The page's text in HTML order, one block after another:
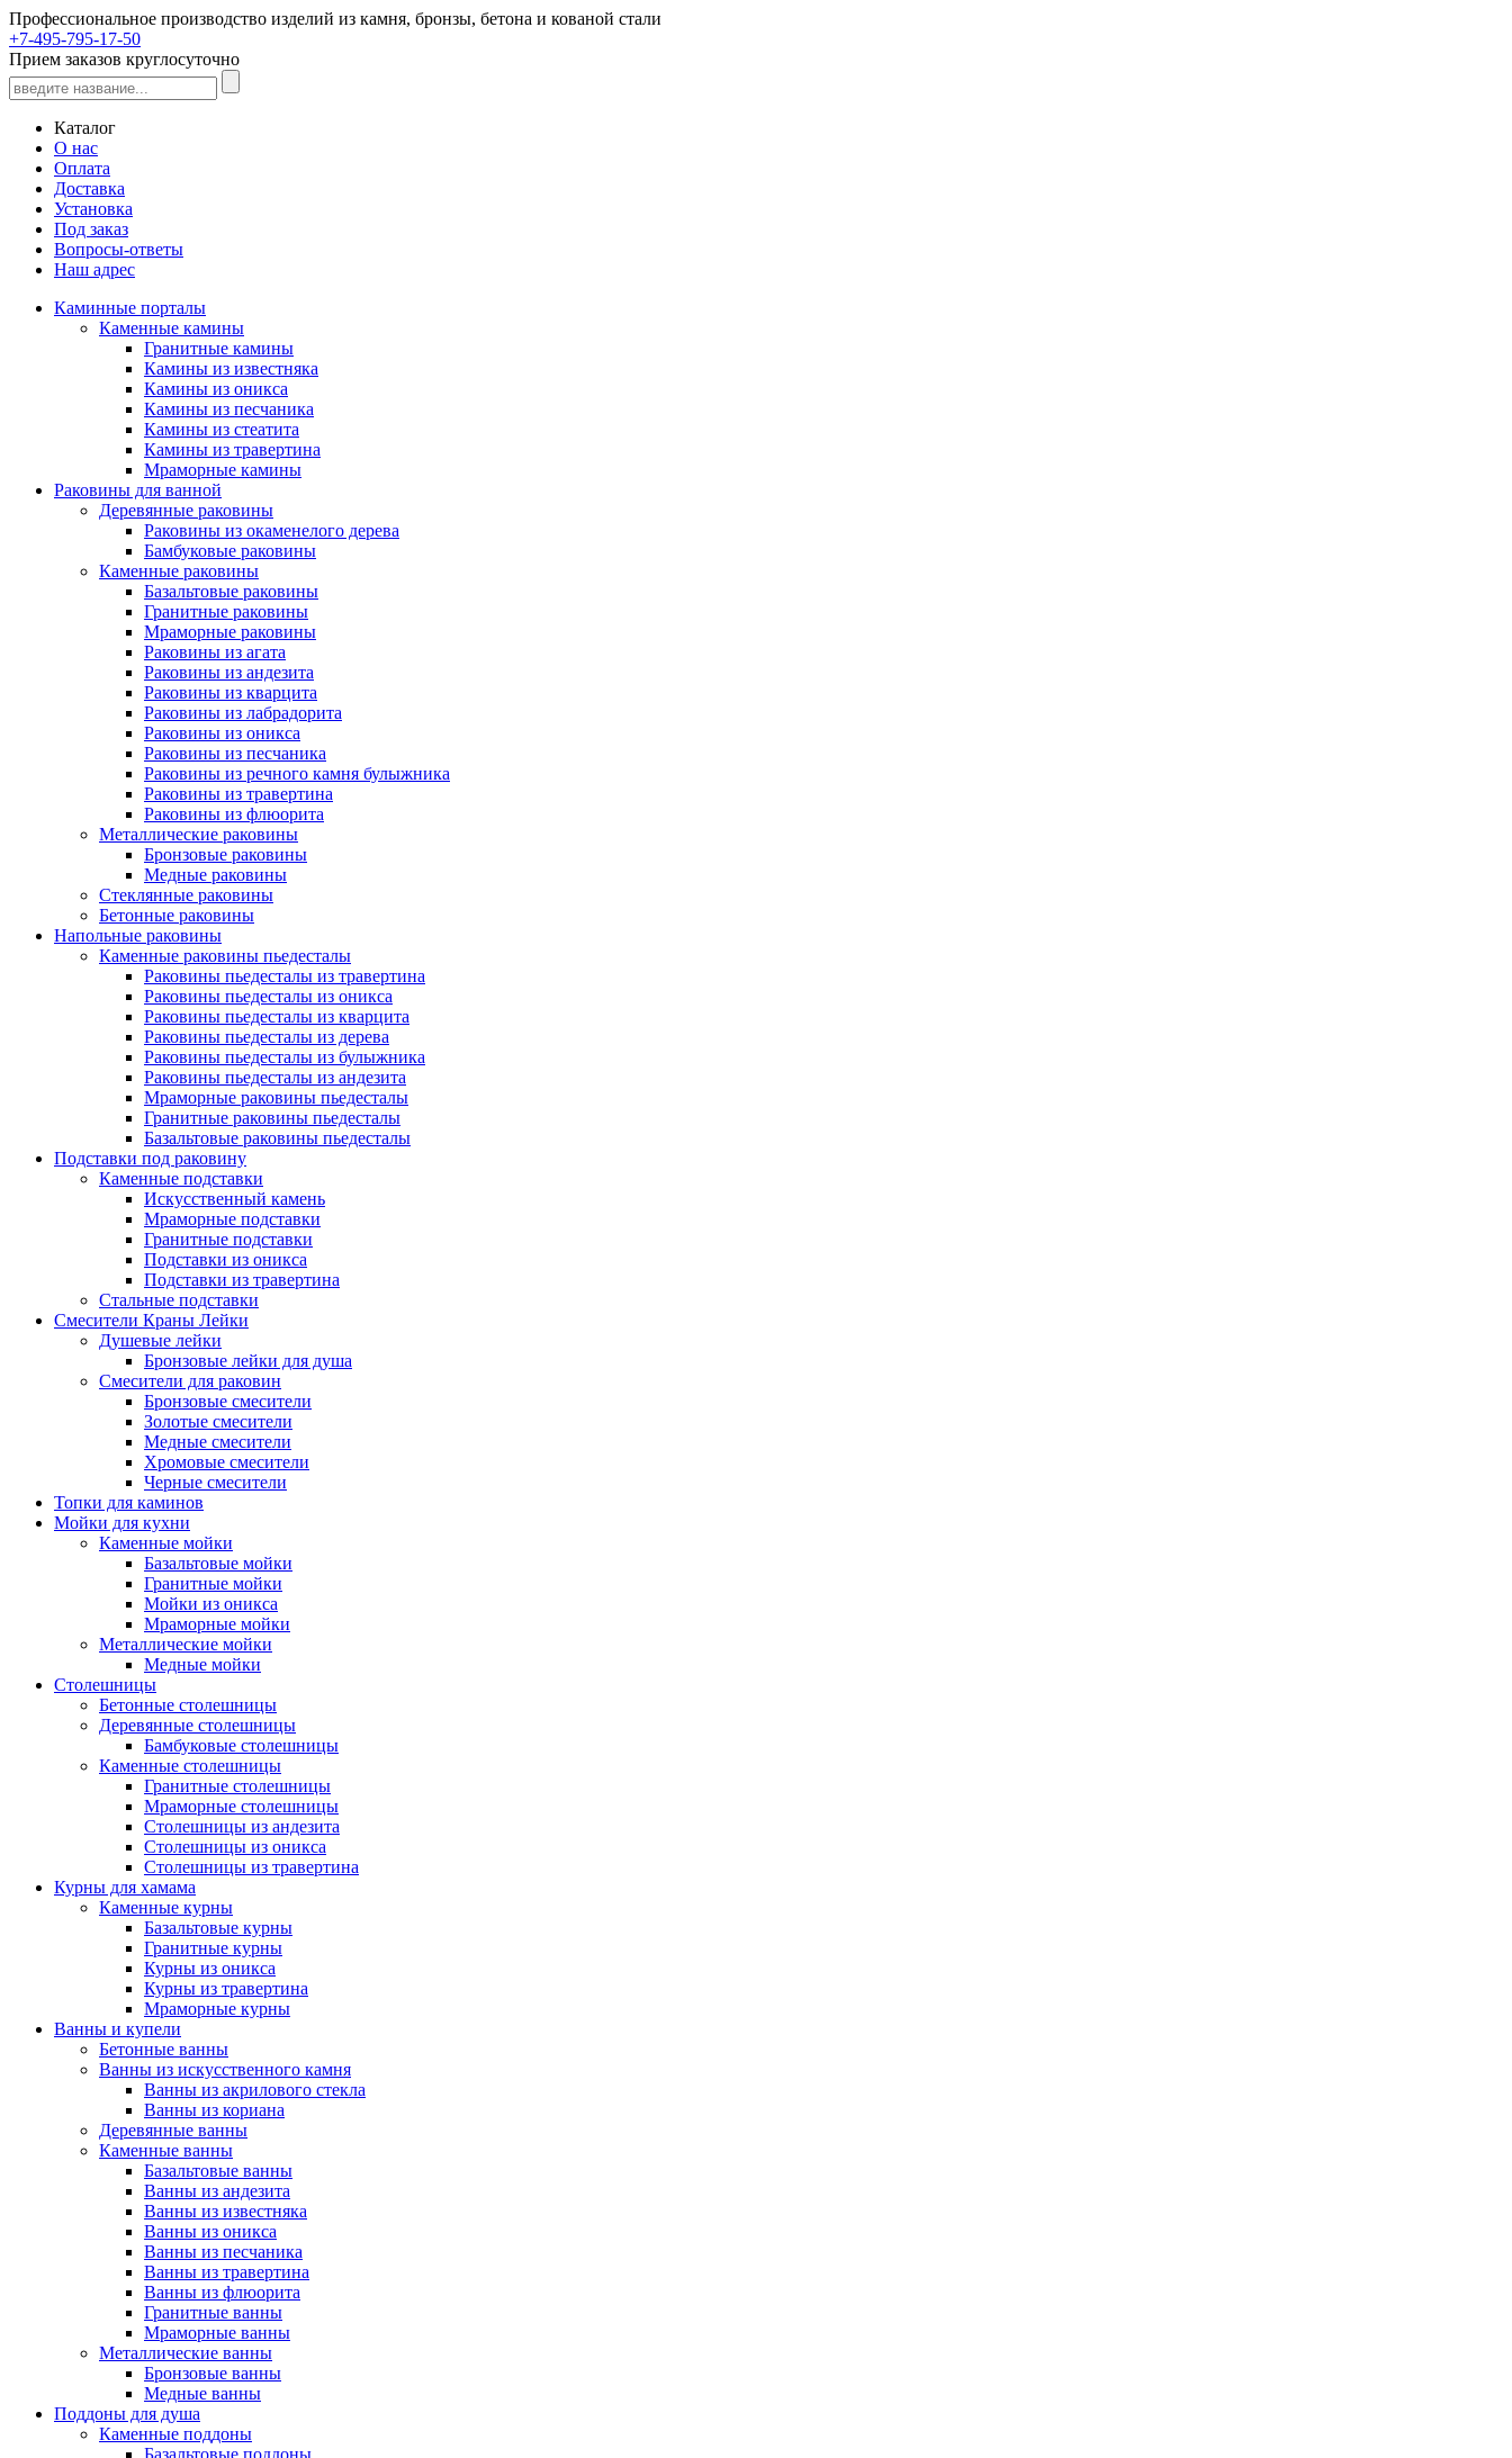
Профессиональное производство изделий из камня, бронзы, бетона и кованой стали
+7-495-795-17-50
Прием заказов круглосуточно
Каталог
О нас
Оплата
Доставка
Установка
Под заказ
Вопросы-ответы
Наш адрес
Каминные порталы
Каменные камины
Гранитные камины
Камины из известняка
Камины из оникса
Камины из песчаника
Камины из стеатита
Камины из травертина
Мраморные камины
Раковины для ванной
Деревянные раковины
Раковины из окаменелого дерева
Бамбуковые раковины
Каменные раковины
Базальтовые раковины
Гранитные раковины
Мраморные раковины
Раковины из агата
Раковины из андезита
Раковины из кварцита
Раковины из лабрадорита
Раковины из оникса
Раковины из песчаника
Раковины из речного камня булыжника
Раковины из травертина
Раковины из флюорита
Металлические раковины
Бронзовые раковины
Медные раковины
Стеклянные раковины
Бетонные раковины
Напольные раковины
Каменные раковины пьедесталы
Раковины пьедесталы из травертина
Раковины пьедесталы из оникса
Раковины пьедесталы из кварцита
Раковины пьедесталы из дерева
Раковины пьедесталы из булыжника
Раковины пьедесталы из андезита
Мраморные раковины пьедесталы
Гранитные раковины пьедесталы
Базальтовые раковины пьедесталы
Подставки под раковину
Каменные подставки
Искусственный камень
Мраморные подставки
Гранитные подставки
Подставки из оникса
Подставки из травертина
Стальные подставки
Смесители Краны Лейки
Душевые лейки
Бронзовые лейки для душа
Смесители для раковин
Бронзовые смесители
Золотые смесители
Медные смесители
Хромовые смесители
Черные смесители
Топки для каминов
Мойки для кухни
Каменные мойки
Базальтовые мойки
Гранитные мойки
Мойки из оникса
Мраморные мойки
Металлические мойки
Медные мойки
Столешницы
Бетонные столешницы
Деревянные столешницы
Бамбуковые столешницы
Каменные столешницы
Гранитные столешницы
Мраморные столешницы
Столешницы из андезита
Столешницы из оникса
Столешницы из травертина
Курны для хамама
Каменные курны
Базальтовые курны
Гранитные курны
Курны из оникса
Курны из травертина
Мраморные курны
Ванны и купели
Бетонные ванны
Ванны из искусственного камня
Ванны из акрилового стекла
Ванны из кориана
Деревянные ванны
Каменные ванны
Базальтовые ванны
Ванны из андезита
Ванны из известняка
Ванны из оникса
Ванны из песчаника
Ванны из травертина
Ванны из флюорита
Гранитные ванны
Мраморные ванны
Металлические ванны
Бронзовые ванны
Медные ванны
Поддоны для душа
Каменные поддоны
Базальтовые поддоны